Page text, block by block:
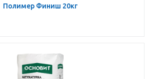
Полимер Финиш 20кг